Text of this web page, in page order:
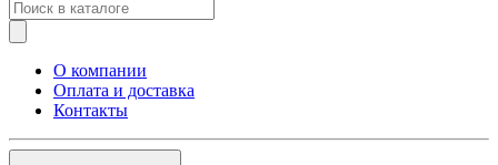
О компании
Оплата и доставка
Контакты